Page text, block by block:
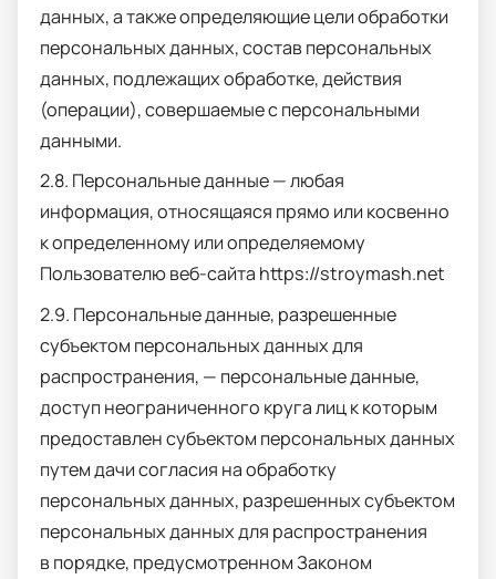
данных, а также определяющие цели обработки
персональных данных, состав персональных
данных, подлежащих обработке, действия
(операции), совершаемые с персональными
данными.
2.8. Персональные данные — любая
информация, относящаяся прямо или косвенно
к определенному или определяемому
Пользователю веб-сайта httpsː//stroymash.net
2.9. Персональные данные, разрешенные
субъектом персональных данных для
распространения, — персональные данные,
доступ неограниченного круга лиц к которым
предоставлен субъектом персональных данных
путем дачи согласия на обработку
персональных данных, разрешенных субъектом
персональных данных для распространения
в порядке, предусмотренном Законом